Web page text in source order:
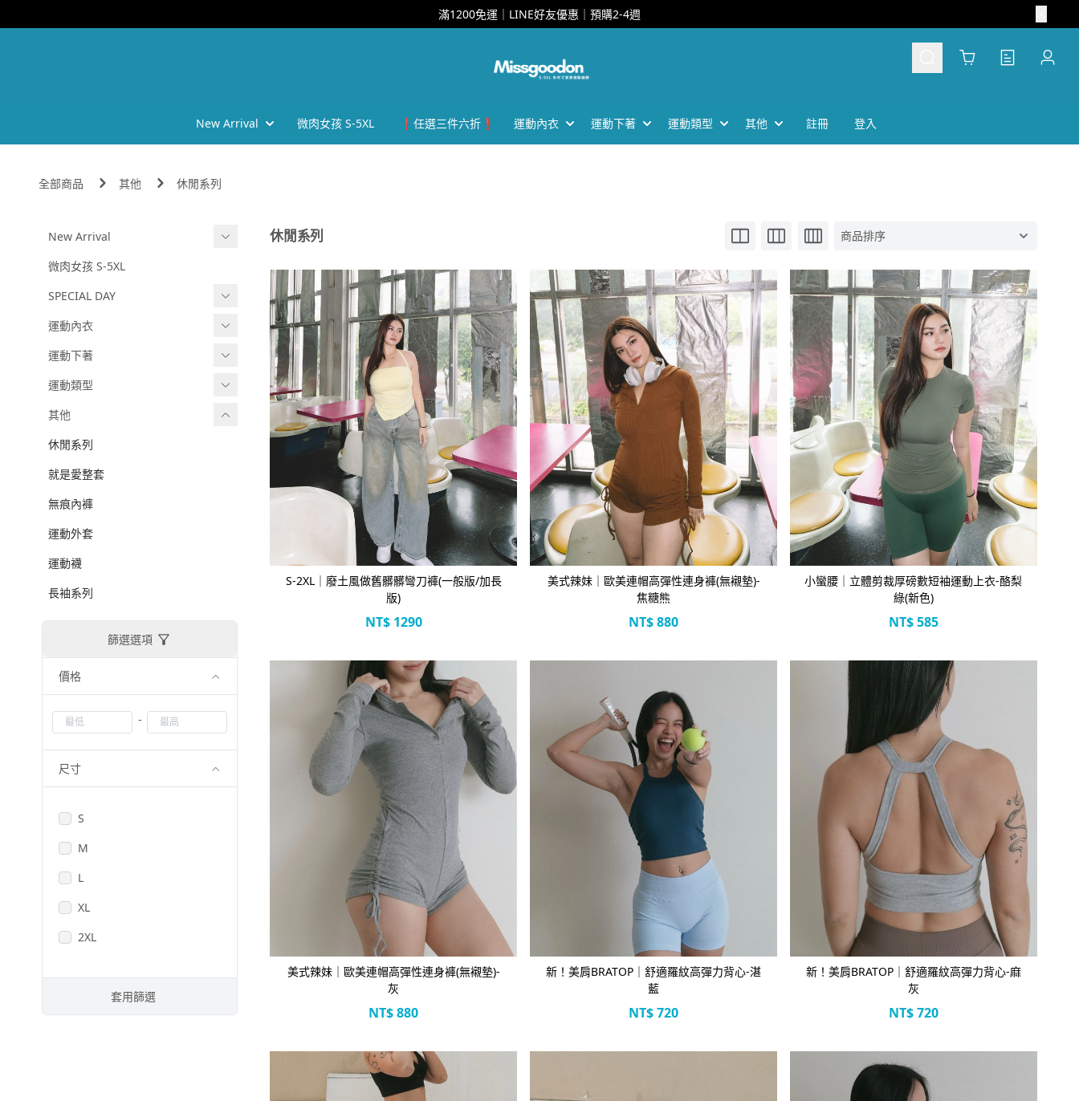
滿1200免運｜LINE好友優惠｜預購2-4週
Cart
New Arrival 微肉女孩 S-5XL ❗任選三件六折❗ 運動內衣 運動下著 運動類型 其他 註冊 登入
全部商品 其他 休閒系列
New Arrival
202605
202602
2025 AW
- 202510
2025 SS
-
-
202506
2024 AW
-
202409
-
202412
2024SS
-
202402
- 202308
- 202302
- 202306
2022 AW
- 202209
- 202212
2022 SS
微肉女孩 S-5XL
SPECIAL DAY
❗任選三件六折❗
運動內衣
BRATOP
副乳掰掰款
小胸集中款
有袖 BRATOP
豐滿大胸款
運動下著
吸濕排汗褲
短褲
緊身收腹褲
蜜桃翹臀褲
輕薄零重力
運動裙
運動類型
健身瑜伽
有氧運動
高強度運動
其他
休閒系列
就是愛整套
無痕內褲
運動外套
運動襪
長袖系列
篩選選項
價格
-
尺寸
S
M
L
XL
2XL
套用篩選
休閒系列
立即選購
S-2XL｜廢土風做舊髒髒彎刀褲(一般版/加長
版)
NT$1290
立即選購
美式辣妹｜歐美連帽高彈性連身褲(無襯墊)-
焦糖熊
NT$880
立即選購
小蠻腰｜立體剪裁厚磅數短袖運動上衣-酪梨
綠(新色)
NT$585
立即選購
美式辣妹｜歐美連帽高彈性連身褲(無襯墊)-
灰
NT$880
立即選購
新！美肩BRATOP｜舒適羅紋高彈力背心-湛
藍
NT$720
新！美肩BRATOP｜舒適羅紋高彈力背心-麻
灰
NT$720